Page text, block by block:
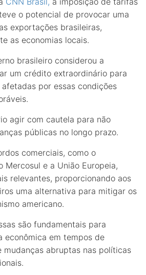
o potencial de provocar uma
exportações brasileiras,
as economias locais.
brasileiro considerou a
um crédito extraordinário para
por essas condições
agir com cautela para não
públicas no longo prazo.
comerciais, como o
Mercosul e a União Europeia,
relevantes, proporcionando aos
uma alternativa para mitigar os
americano.
são fundamentais para
econômica em tempos de
mudanças abruptas nas políticas